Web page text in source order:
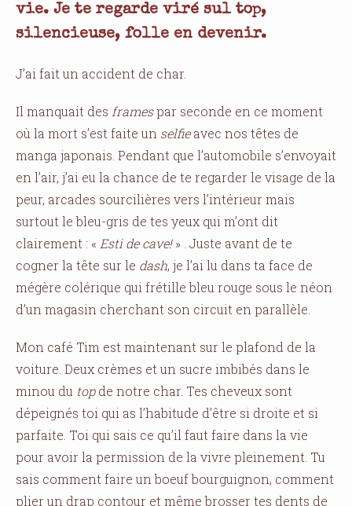
vie. Je te regarde viré sul top,
silencieuse, folle en devenir.
J’ai fait un accident de char.
Il manquait des framespar seconde en ce moment
où la mort s’est faite un selfieavec nos têtes de
manga japonais. Pendant que l’automobile s’envoyait
en l’air, j’ai eu la chance de te regarder le visage de la
peur, arcades sourcilières vers l’intérieur mais
surtout le bleu-gris de tes yeux qui m’ont dit
clairement : « Esti de cave!» . Juste avant de te
cogner la tête sur le dash, je l’ai lu dans ta face de
mégère colérique qui frétille bleu rouge sous le néon
d’un magasin cherchant son circuit en parallèle.
Mon café Tim est maintenant sur le plafond de la
voiture. Deux crèmes et un sucre imbibés dans le
minou du topde notre char. Tes cheveux sont
dépeignés toi qui as l’habitude d’être si droite et si
parfaite. Toi qui sais ce qu’il faut faire dans la vie
pour avoir la permission de la vivre pleinement. Tu
sais comment faire un boeuf bourguignon, comment
plier un drap contour et même brosser tes dents de